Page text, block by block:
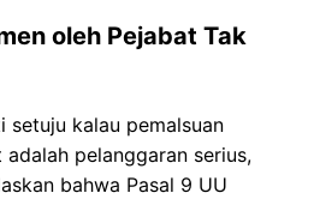
oleh Pejabat Tak
setuju kalau pemalsuan
pelanggaran serius,
bahwa Pasal 9 UU